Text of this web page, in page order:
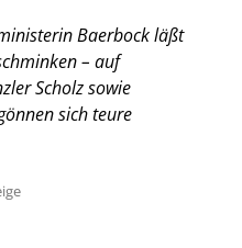
Baerbock läßt
– auf
Scholz sowie
sich teure